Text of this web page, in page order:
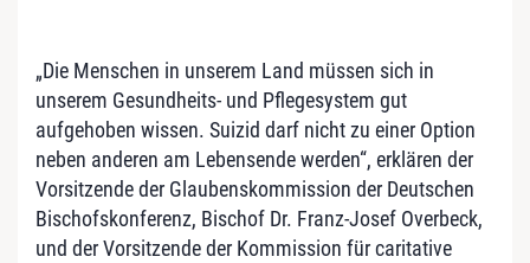
„Die Menschen in unserem Land müssen sich in
unserem Gesundheits- und Pflegesystem gut
aufgehoben wissen. Suizid darf nicht zu einer Option
neben anderen am Lebensende werden“, erklären der
Vorsitzende der Glaubenskommission der Deutschen
Bischofskonferenz, Bischof Dr. Franz-Josef Overbeck,
und der Vorsitzende der Kommission für caritative